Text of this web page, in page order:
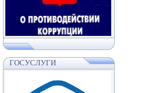
ГОСУСЛУГИ